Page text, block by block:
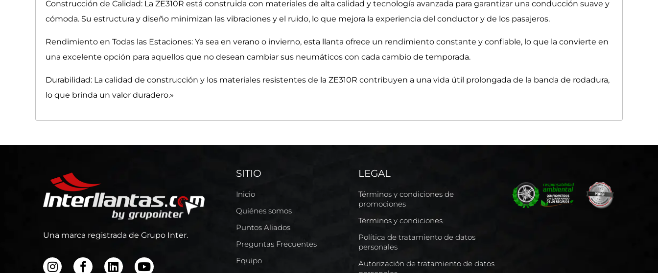
Construcción de Calidad: La ZE310R está construida con materiales de alta calidad y tecnología avanzada para garantizar una conducción suave y
cómoda. Su estructura y diseño minimizan las vibraciones y el ruido, lo que mejora la experiencia del conductor y de los pasajeros.
Rendimiento en Todas las Estaciones: Ya sea en verano o invierno, esta llanta ofrece un rendimiento constante y confiable, lo que la convierte en
una excelente opción para aquellos que no desean cambiar sus neumáticos con cada cambio de temporada.
Durabilidad: La calidad de construcción y los materiales resistentes de la ZE310R contribuyen a una vida útil prolongada de la banda de rodadura,
lo que brinda un valor duradero.»
Una marca registrada de Grupo Inter.
SITIO
Inicio
Quiénes somos
Puntos Aliados
Preguntas Frecuentes
Equipo
LEGAL
Términos y condiciones de
promociones
Términos y condiciones
Política de tratamiento de datos
personales
Autorización de tratamiento de datos